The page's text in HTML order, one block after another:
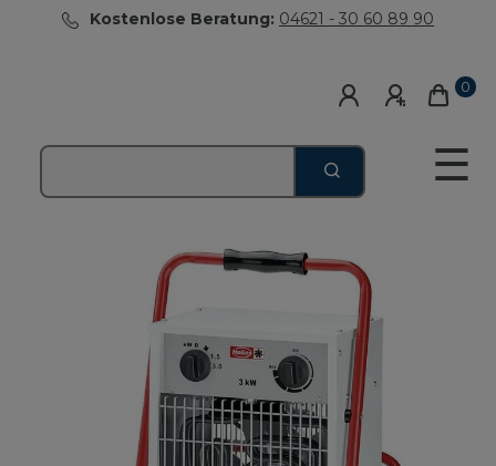
Kostenlose Beratung: 04621 - 30 60 89 90
0
☰